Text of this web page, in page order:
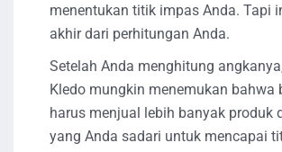
menentukan titik impas Anda. Tapi
akhir dari perhitungan Anda.
Setelah Anda menghitung
Kledo mungkin menemukan bahwa
harus menjual lebih banyak produk
yang Anda sadari untuk mencapai